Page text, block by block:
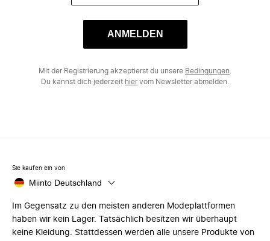
ANMELDEN
Mit der Registrierung akzeptierst du unsere Bedingungen
Du kannst dich jederzeit hiervom Newsletter abmelden.
Sie kaufen ein von
Miinto Deutschland
Im Gegensatz zu den meisten anderen Modeplattformen
haben wir kein Lager. Tatsächlich besitzen wir überhaupt
keine Kleidung. Stattdessen werden alle unsere Produkte von